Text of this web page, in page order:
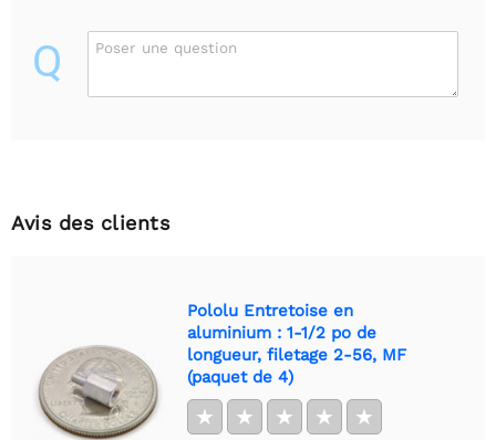
Q Poser une question
Avis des clients
Pololu Entretoise en
aluminium : 1-1/2 po de
longueur, filetage 2-56, MF
(paquet de 4)
★ ★ ★ ★ ★